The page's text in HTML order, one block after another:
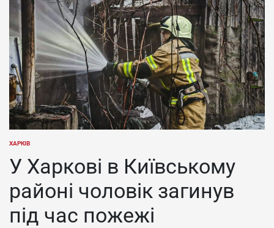
новини
Харкова
та
області
ОПУБЛІКУВАТИ
ХАРКІВ
У Харкові в Київському
районі чоловік загинув
під час пожежі